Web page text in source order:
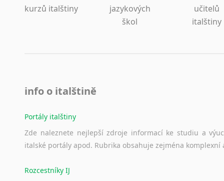
Kašmírština
Korsičtina
Kurdština
Kyrgyzština
Laoština
Latina
kurzů italštiny
jazykových
škol
učitelů
italštiny
info o italštině
Portály italštiny
Zde naleznete nejlepší zdroje informací ke studiu a
italské portály apod. Rubrika obsahuje zejména komplexní
Rozcestníky IJ